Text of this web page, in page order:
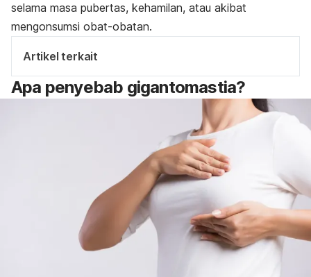
selama masa pubertas, kehamilan, atau akibat
mengonsumsi obat-obatan.
Artikel terkait
Apa penyebab gigantomastia?